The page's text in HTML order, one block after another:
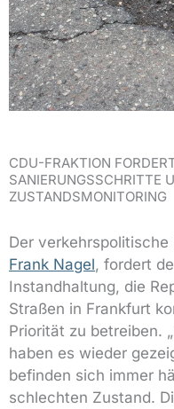
CDU-FRAKTION
SANIERUNGSSCHRITTE
ZUSTANDSMONITORING
Der
Frank Nagel, fordert
Instandhaltung, die
Straßen in Frankfurt
Priorität zu betreiben.
haben es wieder
befinden sich immer
schlechten Zustand.